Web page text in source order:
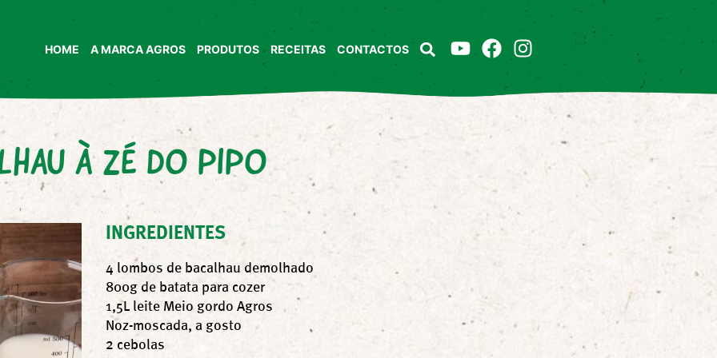
HOME A MARCA AGROS PRODUTOS RECEITAS CONTACTOS
À ZÉ DO PIPO
INGREDIENTES
4 lombos de bacalhau demolhado
800g de batata para cozer
1,5L leite Meio gordo Agros
Noz-moscada, a gosto
2 cebolas